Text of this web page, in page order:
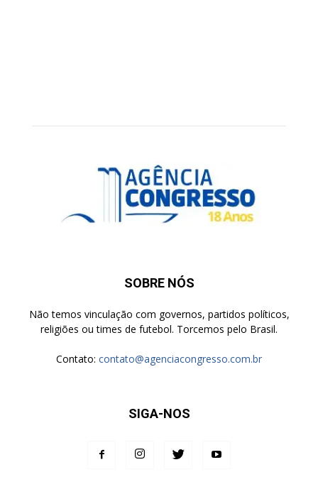
SOBRE NÓS
Não temos vinculação com governos, partidos políticos,
religiões ou times de futebol. Torcemos pelo Brasil.
Contato: contato@agenciacongresso.com.br
SIGA-NOS